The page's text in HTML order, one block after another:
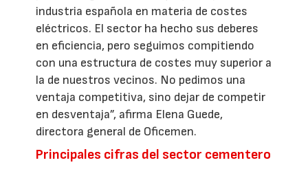
industria española en materia de costes
eléctricos. El sector ha hecho sus deberes
en eficiencia, pero seguimos compitiendo
con una estructura de costes muy superior a
la de nuestros vecinos. No pedimos una
ventaja competitiva, sino dejar de competir
en desventaja”, afirma Elena Guede,
directora general de Oficemen.
Principales cifras del sector cementero